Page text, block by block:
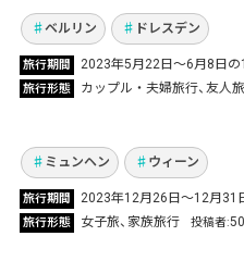
Vol.975
ベルリン ドレスデン
旅行期間 2023年5月22日～6月8日の
旅行形態 カップル・夫婦旅行 友人
Vol.934
音楽の都ウィーン＆ク
ュンヘンの2カ国周遊
ミュンヘン ウィーン
旅行期間 2023年12月26日～12月31
旅行形態 女子旅 家族旅行 投稿者
本場ドイツのクリスマ